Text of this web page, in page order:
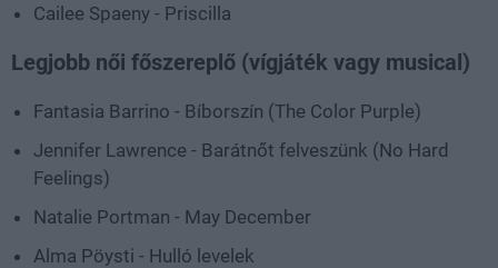
Cailee Spaeny - Priscilla
Legjobb női főszereplő (vígjáték vagy musical)
Fantasia Barrino - Bíborszín (The Color Purple)
Jennifer Lawrence - Barátnőt felveszünk (No Hard
Feelings)
Natalie Portman - May December
Alma Pöysti - Hulló levelek